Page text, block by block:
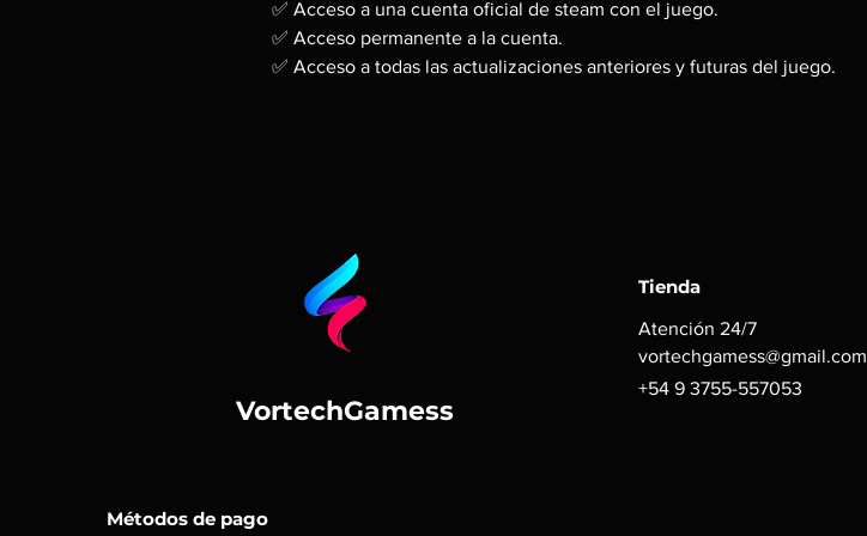
✅ Acceso a una cuenta oficial de steam con el juego.
✅ Acceso permanente a la cuenta.
✅ Acceso a todas las actualizaciones anteriores y futuras del juego.
VortechGamess
Tienda
Atención 24/7
vortechgamess@gmail.com
+54 9 3755-557053
Métodos de pago